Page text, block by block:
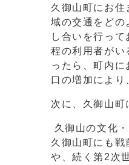
久御山町にお
域の交通をどの
し合いを行っ
程の利用者がい
ったら、町内
口の増加により
次に、久御山町
久御山の文化
久御山町にも
や、続く第2次